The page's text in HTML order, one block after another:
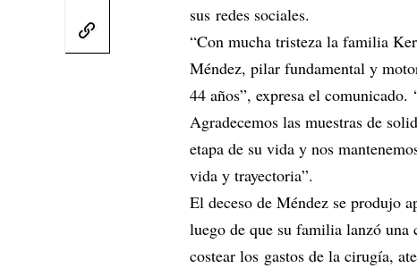
susredes sociales.
“Con mucha tristeza la familia
Méndez, pilar fundamental y
44 años”, expresa el
Agradecemos las muestras de
etapa de su vida y nos
vida y trayectoria”.
El deceso de Méndez se produjo
luego de que su familia lanzó una
costear los gastos de la cirugía,